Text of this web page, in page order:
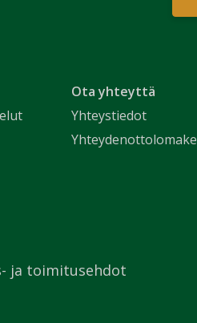
Ota yhteyttä
Yhteystiedot
Yhteydenottolomake
ja toimitusehdot